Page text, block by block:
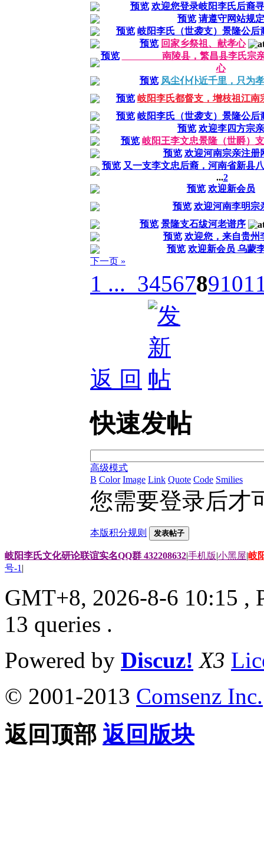
预览 欢迎您登录岐阳李氏后裔
预览 请遵守网站规定
预览 岐阳李氏（世袭支）景隆公后
预览 回家乡祭祖、献孝心
预览
南陵县，繁昌县李氏宗亲
心
预览 风尘仆仆近千里，只为
预览 岐阳李氏都督支，增枝祖江南
预览 岐阳李氏（世袭支）景隆公后
预览 欢迎李四方宗亲
预览 岐阳王李文忠景隆（世爵）
预览 欢迎河南宗亲注册
预览 又一支李文忠后裔，河南省新县
...2
预览 欢迎新会员
预览 欢迎河南李明宗
预览 景隆支石绂河老谱序
预览 欢迎您，来自贵州
预览 欢迎新会员 乌蒙
下一页 »
1 ... 345678910
返 回
快速发帖
高级模式
B Color Image Link Quote Code Smilies
您需要登录后才
本版积分规则 发表帖子
岐阳李氏文化研论联谊实名QQ群 432208632|手机版|小黑屋|岐
号-1 |
GMT+8, 2026-8-6 10:15 ,
13 queries .
Powered by Discuz! X3
© 2001-2013 Comsenz Inc.
返回顶部 返回版块